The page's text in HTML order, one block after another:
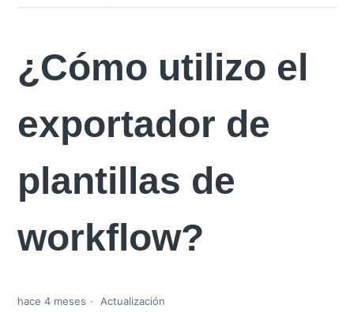
¿Cómo utilizo el
exportador de
plantillas de
workflow?
hace 4 meses Actualización